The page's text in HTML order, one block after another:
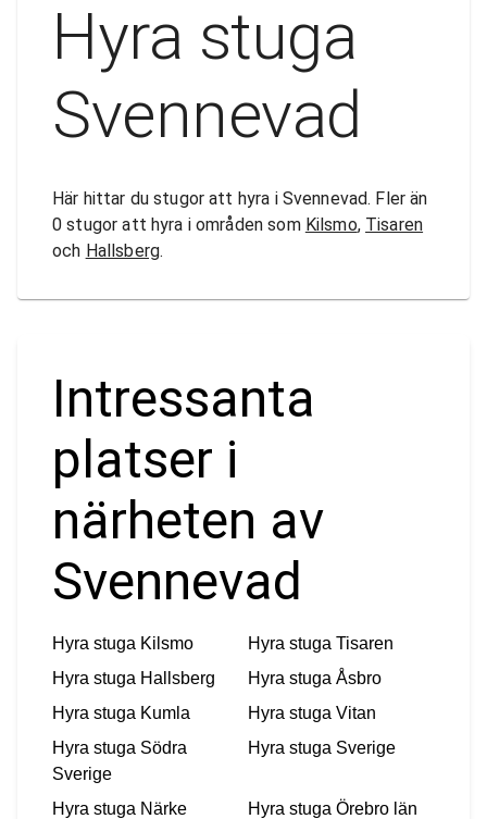
Hyra stuga
Svennevad
Här hittar du stugor att hyra i Svennevad. Fler än
0 stugor att hyra i områden som Kilsmo, Tisaren
och Hallsberg.
Intressanta
platser i
närheten av
Svennevad
Hyra stuga Kilsmo Hyra stuga Tisaren
Hyra stuga Hallsberg Hyra stuga Åsbro
Hyra stuga Kumla Hyra stuga Vitan
Hyra stuga Södra
Sverige
Hyra stuga Sverige
Hyra stuga Närke Hyra stuga Örebro län